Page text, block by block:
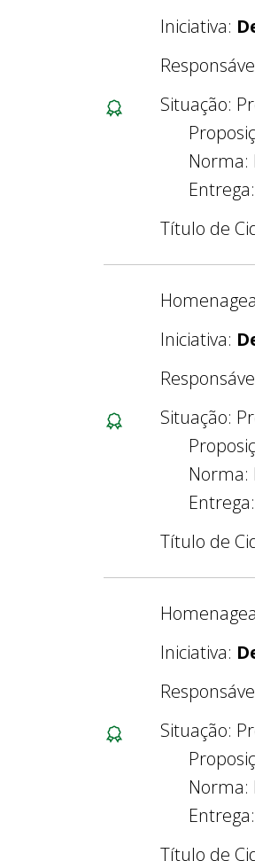
Iniciativa:
Situação:
Norma:
Título de
Iniciativa:
Situação:
Norma:
Título de
Iniciativa:
Situação:
Norma:
Título de